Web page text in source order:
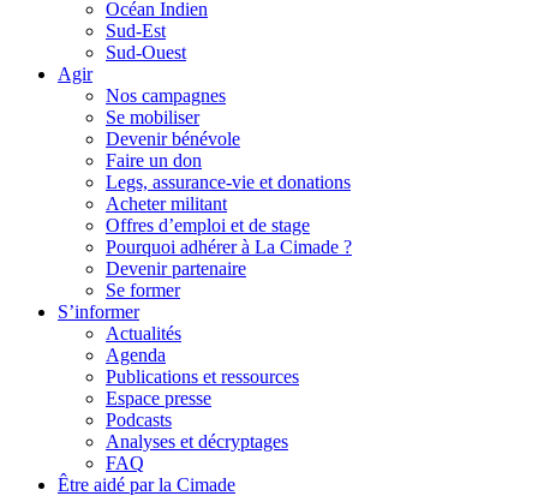
Océan Indien
Sud-Est
Sud-Ouest
Agir
Nos campagnes
Se mobiliser
Devenir bénévole
Faire un don
Legs, assurance-vie et donations
Acheter militant
Offres d’emploi et de stage
Pourquoi adhérer à La Cimade ?
Devenir partenaire
Se former
S’informer
Actualités
Agenda
Publications et ressources
Espace presse
Podcasts
Analyses et décryptages
FAQ
Être aidé par la Cimade